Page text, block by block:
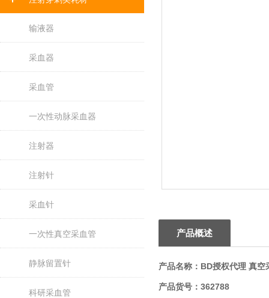
输液器
采血器
采血管
一次性动脉采血器
注射器
注射针
采血针
一次性真空采血管
静脉留置针
科研采血管
产品概述
产品名称： BD授权代理 真空
产品货号：362788